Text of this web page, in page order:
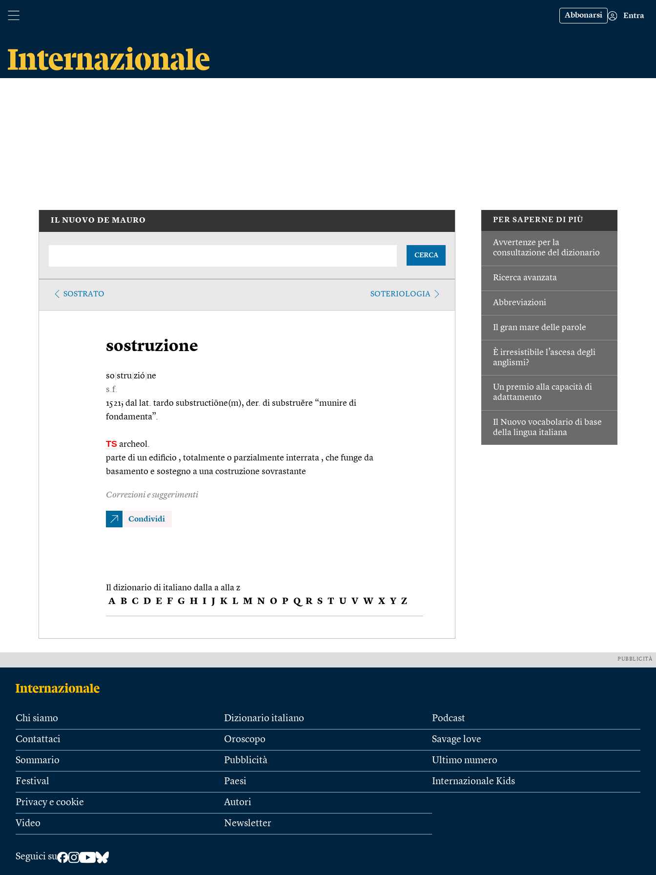
Abbonarsi Entra
PER SAPERNE DI PIÙ
Avvertenze per la
consultazione del dizionario
Ricerca avanzata
Abbreviazioni
Il gran mare delle parole
È irresistibile l’ascesa degli
anglismi?
Un premio alla capacità di
adattamento
Il Nuovo vocabolario di base
della lingua italiana
IL NUOVO DE MAURO
CERCA
SOSTRATO SOTERIOLOGIA
sostruzione
so stru zió ne
s.f.
1521; dal lat. tardo substructiōne(m), der. di substruĕre “munire di
fondamenta”.
TS archeol.
parte di un edificio , totalmente o parzialmente interrata , che funge da
basamento e sostegno a una costruzione sovrastante
Correzioni e suggerimenti
Condividi
Il dizionario di italiano dalla a alla z
A B C D E F G H I J K L M N O P Q R S T U V W X Y Z
PUBBLICITÀ
Chi siamo
Contattaci
Sommario
Festival
Privacy e cookie
Video
Dizionario italiano
Oroscopo
Pubblicità
Paesi
Autori
Newsletter
Podcast
Savage love
Ultimo numero
Internazionale Kids
Seguici su